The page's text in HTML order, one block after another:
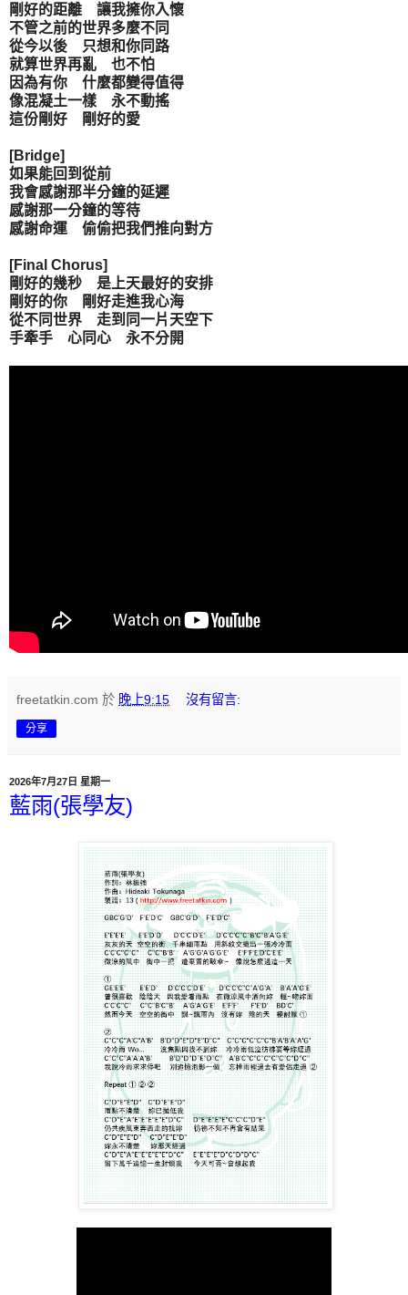
剛好的距離 讓我擁你入懷
不管之前的世界多麼不同
從今以後 只想和你同路
就算世界再亂 也不怕
因為有你 什麼都變得值得
像混凝土一樣 永不動搖
這份剛好 剛好的愛
[Bridge]
如果能回到從前
我會感謝那半分鐘的延遲
感謝那一分鐘的等待
感謝命運 偷偷把我們推向對方
[Final Chorus]
剛好的幾秒 是上天最好的安排
剛好的你 剛好走進我心海
從不同世界 走到同一片天空下
手牽手 心同心 永不分開
freetatkin.com 於 晚上9:15 沒有留言:
分享
2026年7月27日 星期一
藍雨(張學友)